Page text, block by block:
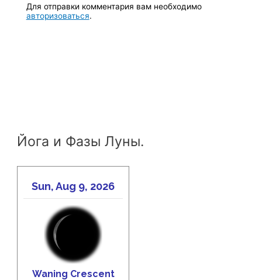
Для отправки комментария вам необходимо
авторизоваться.
Йога и Фазы Луны.